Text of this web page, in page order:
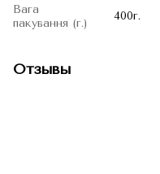
Вага
пакування (г.)
400г.
Отзывы